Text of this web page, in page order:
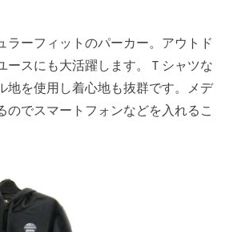
ラーフィットのパーカー。アウトド
ースにも大活躍します。Ｔシャツな
地を使用し着心地も抜群です。メデ
のでスマートフォンなどを入れるこ